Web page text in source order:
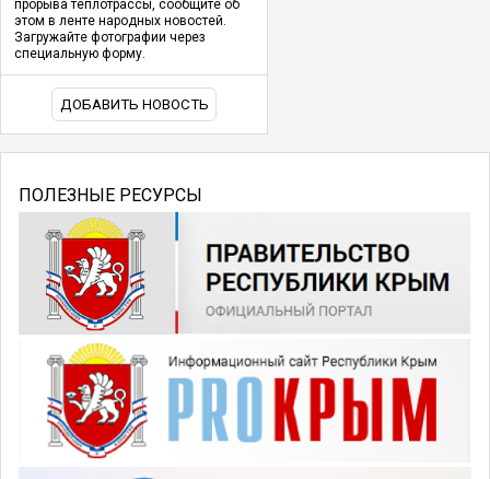
прорыва теплотрассы, сообщите об
этом в ленте народных новостей.
Загружайте фотографии через
специальную форму.
ДОБАВИТЬ НОВОСТЬ
ПОЛЕЗНЫЕ РЕСУРСЫ